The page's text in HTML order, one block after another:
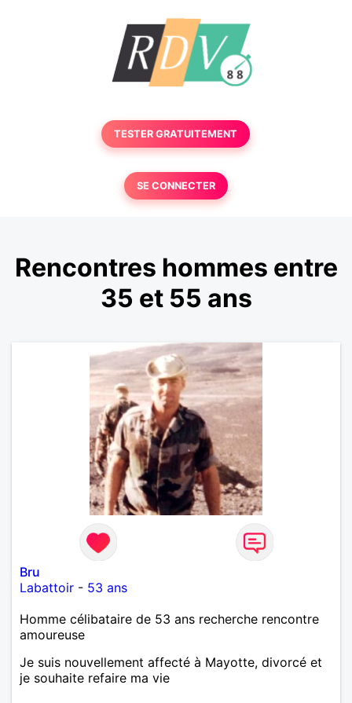
TESTER GRATUITEMENT
SE CONNECTER
Rencontres hommes entre
35 et 55 ans
Bru
Labattoir - 53 ans
Homme célibataire de 53 ans recherche rencontre
amoureuse
Je suis nouvellement affecté à Mayotte, divorcé et
je souhaite refaire ma vie